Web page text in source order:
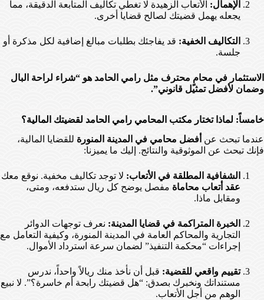
الإهمال: الأتعاب الزهيدة لا تغطي تكاليف المتابعة الدقيقة، مما
يجعله يهمل قضيتك لصالح قضايا أخرى.
التكاليف الخفية: قد يفاجئك بطلبات مبالغ إضافية لكل مذكرة أو
جلسة.
الاستثمار في محامٍ محترف مثل رامي الحامد هو “شراء لراحة البال
وضمان لأفضل تمثيل قانوني”.
خامساً: لماذا تختار مكتب المحامي رامي الحامد لقضيتك المالية؟
عندما تبحث عن أفضل محامي في المدينة المنورة للقضايا المالية،
فإنك تبحث عن الموثوقية والنتائج. إليك ما يميزنا:
الشفافية المطلقة في الأتعاب: لا توجد تكاليف مخفية. نوقع معك
عقد أتعاب محاماة مفصل يوضح كل ريال ستدفعه، ومتى،
ومقابل ماذا.
الخبرة المتراكمة في قضايا المدينة: نعرف توجهات الدوائر
التجارية والمحاكم العامة في المدينة المنورة، وكيفية التعامل مع
إجراءات “محكمة التنفيذ” لضمان سرعة استرداد الأموال.
تقييم واقعي للقضية: قبل أن نأخذ منك ريالاً واحداً، ندرس
مستنداتك ونخبرك بصدق: “هل قضيتك رابحة أم خاسرة؟”. لا نبيع
الوهم من أجل الأتعاب.